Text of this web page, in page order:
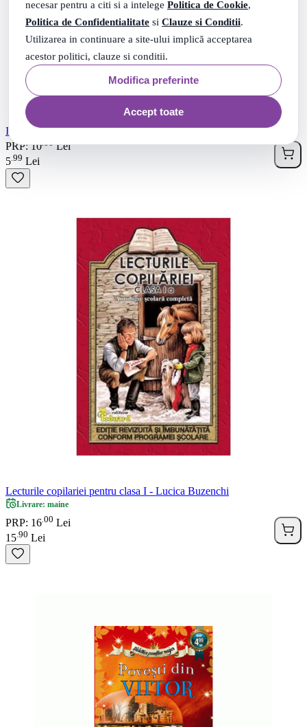
necesar pentru a citi si a intelege Politica de Cookie,
Politica de Confidentialitate si Clauze si Conditii.
Utilizarea in continuare a site-ului implică acceptarea
acestor politici, clauze si conditii.
Modifica preferinte
Accept toate
In tara Lectiilor Neinvatate - Lea Gheraskina
PRP: 10.00Lei
5 99 Lei
Lecturile copilariei pentru clasa I - Lucica Buzenchi
Livrare: maine
PRP: 16 00 Lei
15 90 Lei